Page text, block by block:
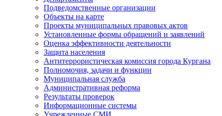
Подведомственные организации
Объекты на карте
Проекты муниципальных правовых актов
Установленные формы обращений и заявлений
Оценка эффективности деятельности
Защита населения
Антитеррористическая комиссия города Кургана
Полномочия, задачи и функции
Муниципальная служба
Административная реформа
Результаты проверок
Информационные системы
Учрежденные СМИ